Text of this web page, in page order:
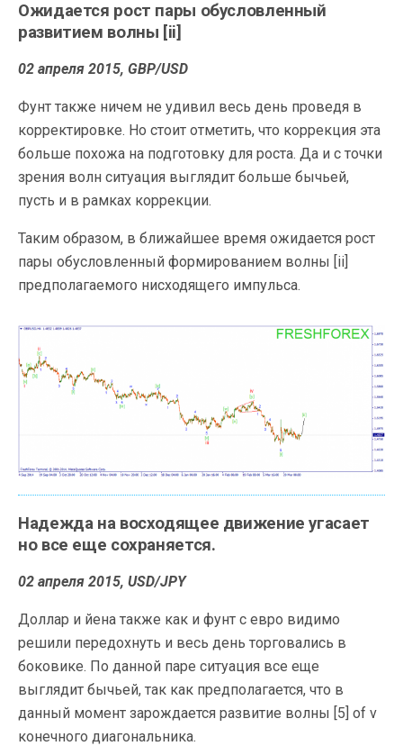
Ожидается рост пары обусловленный
развитием волны [ii]
02 апреля 2015, GBP/USD
Фунт также ничем не удивил весь день проведя в
корректировке. Но стоит отметить, что коррекция эта
больше похожа на подготовку для роста. Да и с точки
зрения волн ситуация выглядит больше бычьей,
пусть и в рамках коррекции.
Таким образом, в ближайшее время ожидается рост
пары обусловленный формированием волны [ii]
предполагаемого нисходящего импульса.
Надежда на восходящее движение угасает
но все еще сохраняется.
02 апреля 2015, USD/JPY
Доллар и йена также как и фунт с евро видимо
решили передохнуть и весь день торговались в
боковике. По данной паре ситуация все еще
выглядит бычьей, так как предполагается, что в
данный момент зарождается развитие волны [5] of v
конечного диагональника.